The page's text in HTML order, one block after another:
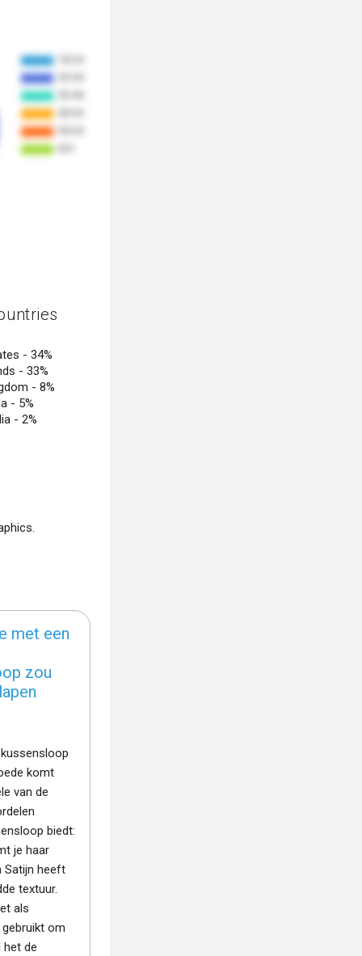
- 34%
-33%
-8%
- 5%
- 2%
met een
zou
komt
van de
biedt:
je haar
Satijn heeft
textuur.
als
om
het de